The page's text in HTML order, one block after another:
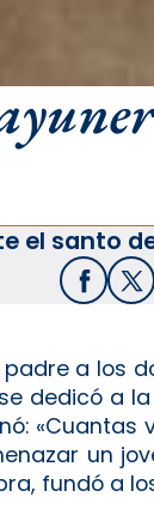
el santo
X
padre a los
se dedicó a
un
fundó a